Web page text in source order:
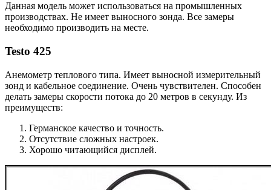
Данная модель может использоваться на промышленных
производствах. Не имеет выносного зонда. Все замеры
необходимо производить на месте.
Testo 425
Анемометр теплового типа. Имеет выносной измерительный
зонд и кабельное соединение. Очень чувствителен. Способен
делать замеры скорости потока до 20 метров в секунду. Из
преимуществ:
Германское качество и точность.
Отсутствие сложных настроек.
Хорошо читающийся дисплей.